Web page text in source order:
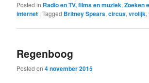
Posted in Radio en TV, films en muziek,Zoeken
internet |Tagged Britney Spears,circus,vrolijk,
Regenboog
Posted on4 november 2015